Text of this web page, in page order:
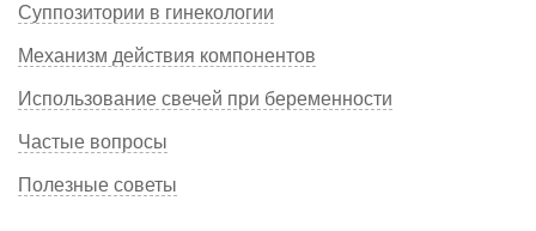
Суппозитории в гинекологии
Механизм действия компонентов
Использование свечей при беременности
Частые вопросы
Полезные советы